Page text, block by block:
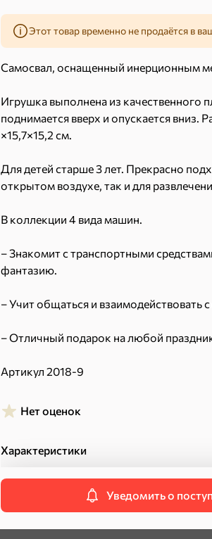
Этот товар временно не продаётся в
Самосвал, оснащенный инерционным
Игрушка выполнена из качественного
поднимается вверх и опускается вниз.
×15,7×15,2 см.
Для детей старше 3 лет. Прекрасно
открытом воздухе, так и для
В коллекции 4 вида машин.
– Знакомит с транспортными
фантазию.
– Учит общаться и
– Отличный подарок на любой
Артикул 2018-9
Нет оценок
Характеристики
Артикул
Виды игрушек
Возрастные рекомендации
Уведомить о
40 г 7,2 ₽
В корзину
Вафли
Круассаны